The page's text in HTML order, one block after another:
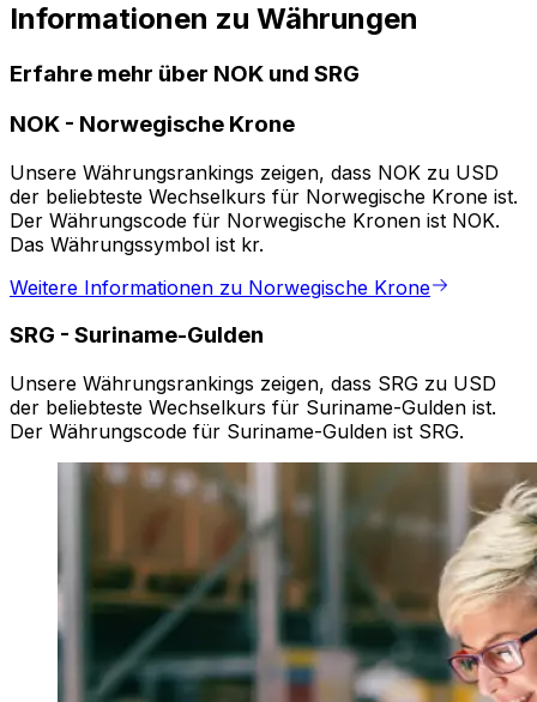
Informationen zu Währungen
Erfahre mehr über NOK und SRG
NOK - Norwegische Krone
Unsere Währungsrankings zeigen, dass NOK zu USD
der beliebteste Wechselkurs für Norwegische Krone ist.
Der Währungscode für Norwegische Kronen ist NOK.
Das Währungssymbol ist kr.
Weitere Informationen zu Norwegische Krone
SRG - Suriname-Gulden
Unsere Währungsrankings zeigen, dass SRG zu USD
der beliebteste Wechselkurs für Suriname-Gulden ist.
Der Währungscode für Suriname-Gulden ist SRG.